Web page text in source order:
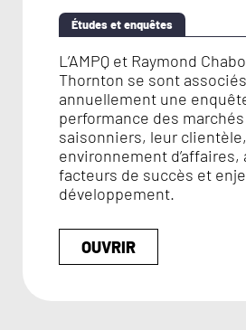
Études et enquêtes
L’AMPQ et Raymond
Thornton se sont
annuellement une
performance des
saisonniers, leur
environnement d’affaires,
facteurs de succès et
développement.
OUVRIR